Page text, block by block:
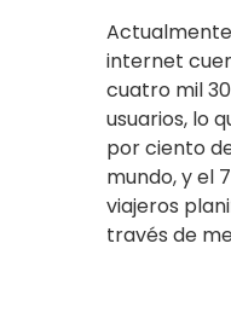
internet
cuatro mil
usuarios, lo
por ciento
mundo, y el
viajeros
través de